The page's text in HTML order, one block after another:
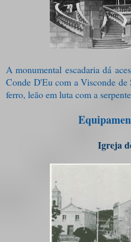
A monumental escadaria dá
Conde D'Eu com a Visconde de
ferro, leão em luta com a
Igreja